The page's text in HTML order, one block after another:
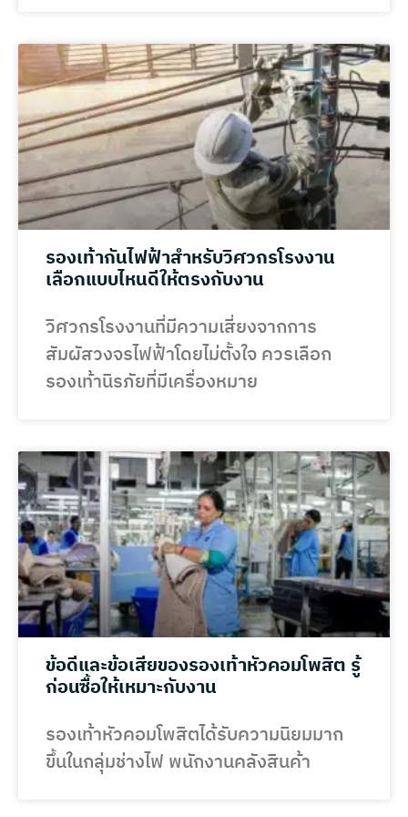
รองเท้ากันไฟฟ้าสำหรับวิศวกรโรงงาน
เลือกแบบไหนดีให้ตรงกับงาน
วิศวกรโรงงานที่มีความเสี่ยงจากการ
สัมผัสวงจรไฟฟ้าโดยไม่ตั้งใจ ควรเลือก
รองเท้านิรภัยที่มีเครื่องหมาย
ข้อดีและข้อเสียของรองเท้าหัวคอมโพสิต รู้
ก่อนซื้อให้เหมาะกับงาน
รองเท้าหัวคอมโพสิตได้รับความนิยมมาก
ขึ้นในกลุ่มช่างไฟ พนักงานคลังสินค้า